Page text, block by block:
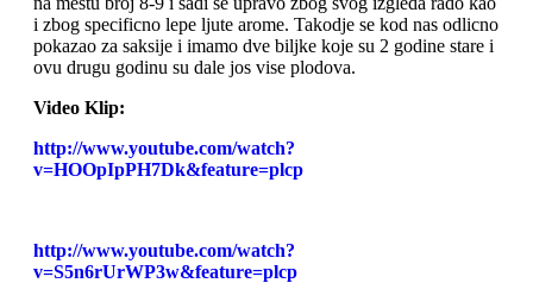
i zbog specificno lepe ljute arome. Takodje se kod nas odlicno
pokazao za saksije i imamo dve biljke koje su 2 godine stare i
ovu drugu godinu su dale jos vise plodova.
Video Klip:
http://www.youtube.com/watch?
v=HOOpIpPH7Dk&feature=plcp
http://www.youtube.com/watch?
v=S5n6rUrWP3w&feature=plcp